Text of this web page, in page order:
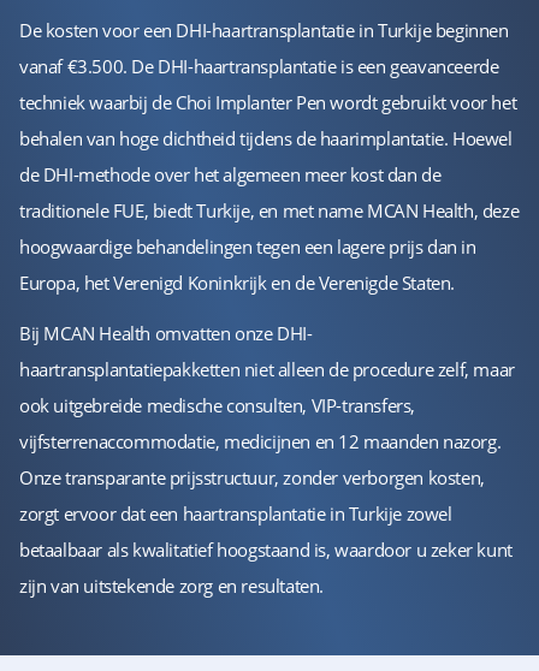
De kosten voor een DHI-haartransplantatie in Turkije beginnen
vanaf €3.500. De DHI-haartransplantatie is een geavanceerde
techniek waarbij de Choi Implanter Pen wordt gebruikt voor het
behalen van hoge dichtheid tijdens de haarimplantatie. Hoewel
de DHI-methode over het algemeen meer kost dan de
traditionele FUE, biedt Turkije, en met name MCAN Health, deze
hoogwaardige behandelingen tegen een lagere prijs dan in
Europa, het Verenigd Koninkrijk en de Verenigde Staten.
Bij MCAN Health omvatten onze DHI-
haartransplantatiepakketten niet alleen de procedure zelf, maar
ook uitgebreide medische consulten, VIP-transfers,
vijfsterrenaccommodatie, medicijnen en 12 maanden nazorg.
Onze transparante prijsstructuur, zonder verborgen kosten,
zorgt ervoor dat een haartransplantatie in Turkije zowel
betaalbaar als kwalitatief hoogstaand is, waardoor u zeker kunt
zijn van uitstekende zorg en resultaten.